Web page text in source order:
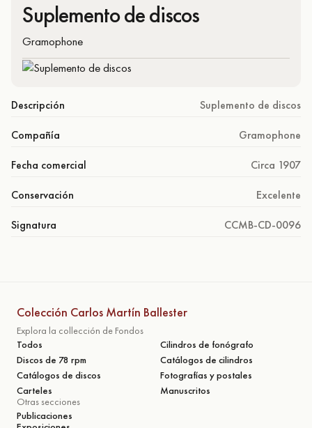
Suplemento de discos
Gramophone
Descripción Suplemento de discos
Compañía Gramophone
Fecha comercial Circa 1907
Conservación Excelente
Signatura CCMB-CD-0096
Colección Carlos Martín Ballester
Explora la collección de Fondos
Todos
Cilindros de fonógrafo
Discos de 78 rpm
Catálogos de cilindros
Catálogos de discos
Fotografías y postales
Carteles
Manuscritos
Otras secciones
Publicaciones